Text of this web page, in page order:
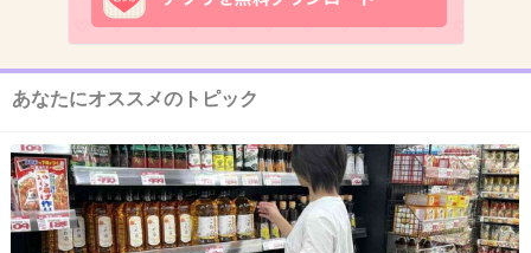
+1323
9. 匿名2018/01/08(月) 09:33:31
やっぱり桑マンかなぁ…
+572 -10
あなたにオススメのトピック